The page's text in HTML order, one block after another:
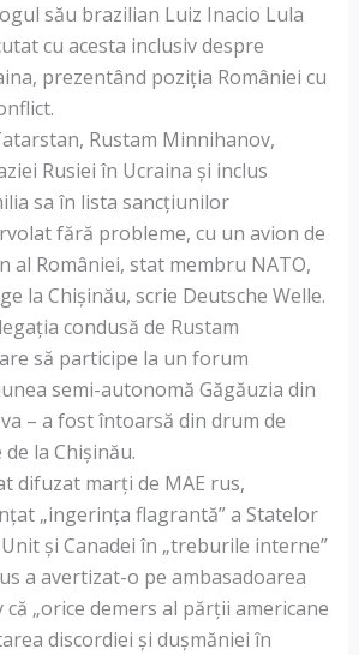
său brazilian Luiz Inacio Lula
cu acesta inclusiv despre
prezentând poziţia României cu
Rustam Minnihanov,
Rusiei în Ucraina și inclus
sa în lista sancțiunilor
fără probleme, cu un avion de
al României, stat membru NATO,
la Chișinău, scrie Deutsche Welle.
condusă de Rustam
să participe la un forum
semi-autonomă Găgăuzia din
– a fost întoarsă din drum de
la Chișinău.
difuzat marți de MAE rus,
„ingerinţa flagrantă” a Statelor
şi Canadei în „treburile interne”
a avertizat-o pe ambasadoarea
că „orice demers al părţii americane
discordiei şi duşmăniei în